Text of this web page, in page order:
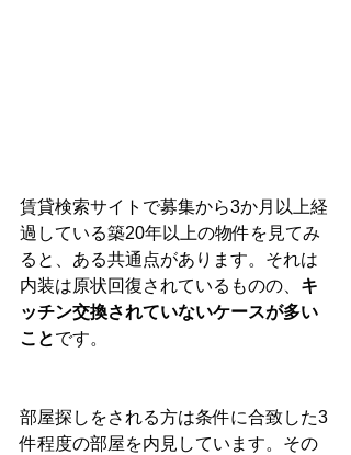
賃貸検索サイトで募集から3か月以上経
過している築20年以上の物件を見てみ
ると、ある共通点があります。それは
内装は原状回復されているものの、 キ
ッチン交換されていないケースが多い
ことです。
部屋探しをされる方は条件に合致した3
件程度の部屋を内見しています。その